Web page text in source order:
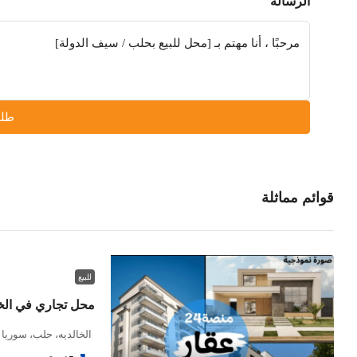
قوائم مماثلة
للبيع
محل تجاري في
الخالديه، حلب، سوريا